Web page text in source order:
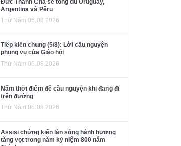
Argentina và Pêru
Thứ Năm 06.08.2026
Tiếp kiến chung (5/8): Lời cầu nguyện
phụng vụ của Giáo hội
Thứ Năm 06.08.2026
Năm thời điểm để cầu nguyện khi đang đi
trên đường
Thứ Năm 06.08.2026
Assisi chứng kiến làn sóng hành hương
tăng vọt trong năm kỷ niệm 800 năm